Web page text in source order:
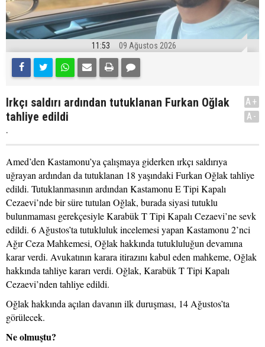
11:53 09 Ağustos 2026
Irkçı saldırı ardından tutuklanan Furkan Oğlak
tahliye edildi
.
A+
A-
Amed’den Kastamonu’ya çalışmaya giderken ırkçı saldırıya
uğrayan ardından da tutuklanan 18 yaşındaki Furkan Oğlak tahliye
edildi. Tutuklanmasının ardından Kastamonu E Tipi Kapalı
Cezaevi’nde bir süre tutulan Oğlak, burada siyasi tutuklu
bulunmaması gerekçesiyle Karabük T Tipi Kapalı Cezaevi’ne sevk
edildi. 6 Ağustos’ta tutukluluk incelemesi yapan Kastamonu 2’nci
Ağır Ceza Mahkemesi, Oğlak hakkında tutukluluğun devamına
karar verdi. Avukatının karara itirazını kabul eden mahkeme, Oğlak
hakkında tahliye kararı verdi. Oğlak, Karabük T Tipi Kapalı
Cezaevi’nden tahliye edildi.
Oğlak hakkında açılan davanın ilk duruşması, 14 Ağustos’ta
görülecek.
Ne olmuştu?